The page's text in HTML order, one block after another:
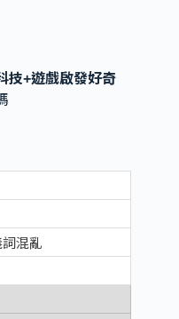
技+遊戲啟發好奇
混亂